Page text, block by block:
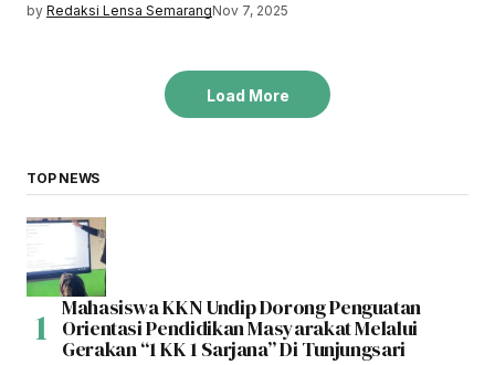
by Redaksi Lensa SemarangNov 7, 2025
Load More
TOP NEWS
Mahasiswa KKN Undip Dorong Penguatan
Orientasi Pendidikan Masyarakat Melalui
Gerakan “1 KK 1 Sarjana” Di Tunjungsari